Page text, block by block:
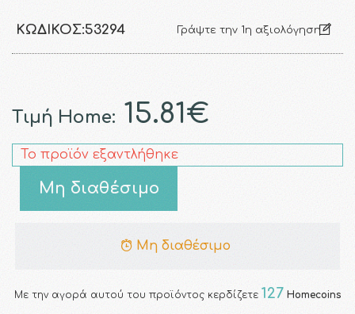
ΚΩΔΙΚΌΣ:53294 Γράψτε την 1η αξιολόγηση
Τιμή Home: 15.81€
Το προϊόν εξαντλήθηκε
Μη διαθέσιμο
Μη διαθέσιμο
Με την αγορά αυτού του προϊόντος κερδίζετε 127 Homecoins